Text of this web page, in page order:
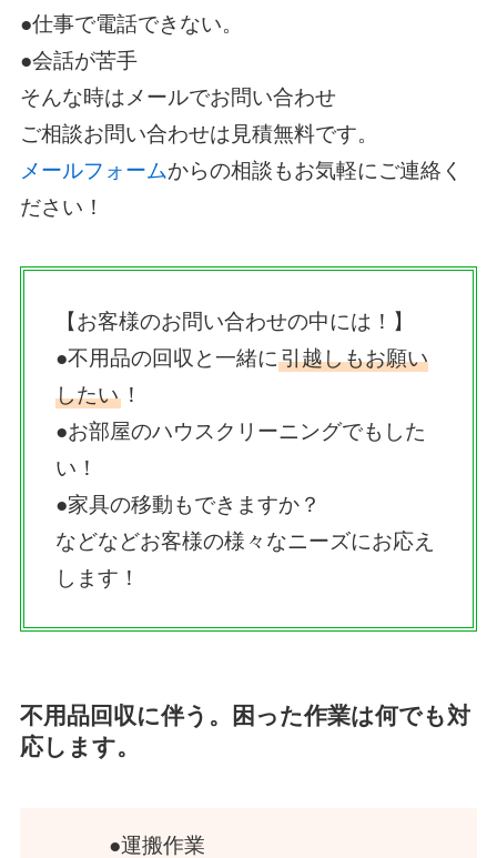
●仕事で電話できない。
●会話が苦手
そんな時はメールでお問い合わせ
ご相談お問い合わせは見積無料です。
メールフォームからの相談もお気軽にご連絡く
ださい！
【お客様のお問い合わせの中には！】
●不用品の回収と一緒に引越しもお願い
したい ！
●お部屋のハウスクリーニングでもした
い！
●家具の移動もできますか？
などなどお客様の様々なニーズにお応え
します！
不用品回収に伴う。困った作業は何でも対
応します。
●運搬作業